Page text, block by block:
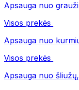
Apsauga nuo
Visos prekės
Apsauga nuo
Visos prekės
Apsauga nuo